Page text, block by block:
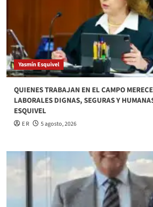
Yasmín Esquivel
QUIENES TRABAJAN EN EL CAMPO
LABORALES DIGNAS, SEGURAS Y
ESQUIVEL
E R 5 agosto, 2026